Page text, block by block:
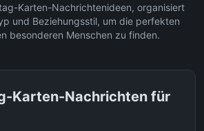
Karten-Nachrichtenideen, organisiert
und Beziehungsstil, um die perfekten
besonderen Menschen zu finden.
Karten-Nachrichten für